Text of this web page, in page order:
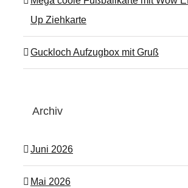
Up Ziehkarte
Guckloch Aufzugbox mit Gruß
Archiv
Juni 2026
Mai 2026